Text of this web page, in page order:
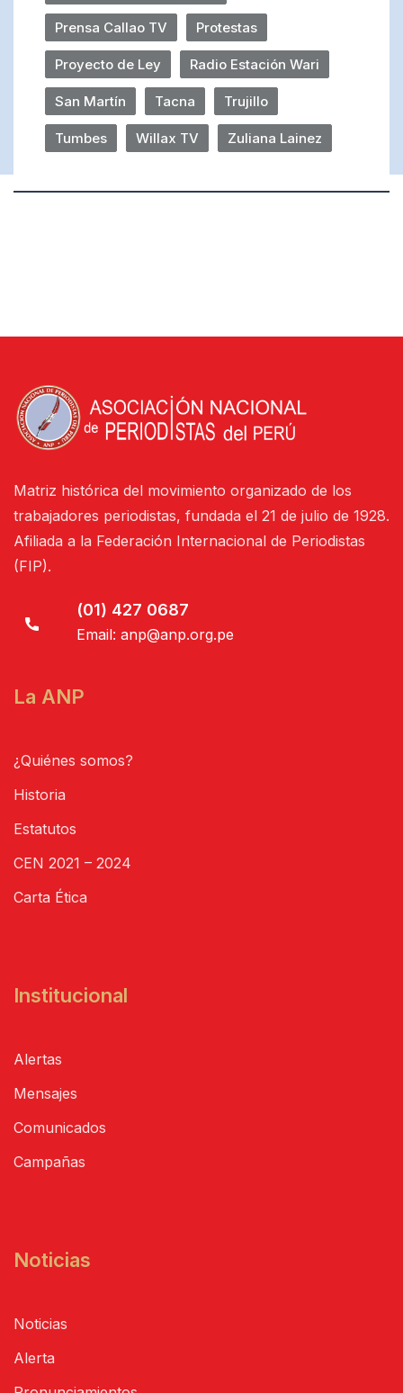
Prensa Callao TV Protestas
Proyecto de Ley Radio Estación Wari
San Martín Tacna Trujillo
Tumbes Willax TV Zuliana Lainez
Matriz histórica del movimiento organizado de los
trabajadores periodistas, fundada el 21 de julio de 1928.
Afiliada a la Federación Internacional de Periodistas
(FIP).
(01) 427 0687
Email: anp@anp.org.pe
La ANP
¿Quiénes somos?
Historia
Estatutos
CEN 2021 – 2024
Carta Ética
Institucional
Alertas
Mensajes
Comunicados
Campañas
Noticias
Noticias
Alerta